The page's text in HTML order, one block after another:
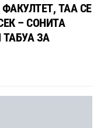
ТАА СЕ
– СОНИТА
ЗА